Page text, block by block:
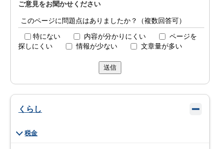
ご意見をお聞かせください
このページに問題点はありましたか？（複数回答可）
特にない 内容が分かりにくい
ページを
探しにくい
情報が少ない 文章量が多い
送信
くらし
税金